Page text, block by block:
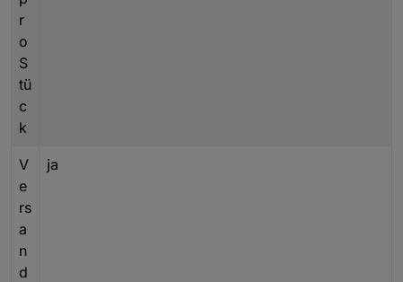
r
o
S
tü
c
k
V
e
rs
a
n
d
ja